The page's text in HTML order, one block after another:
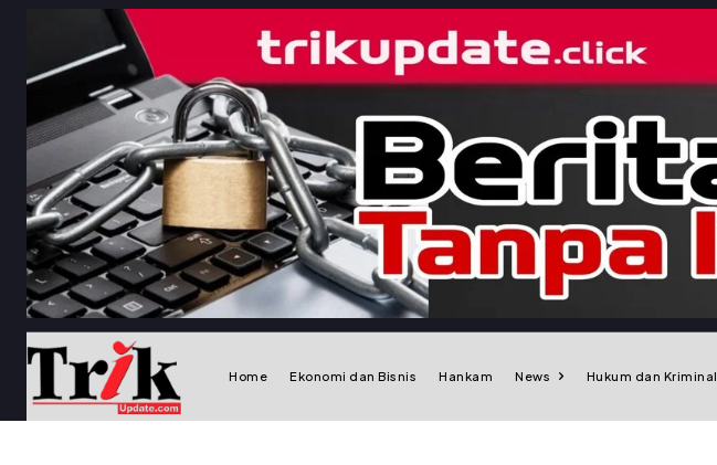
Home Ekonomi dan Bisnis Hankam News Hukum dan Kriminal